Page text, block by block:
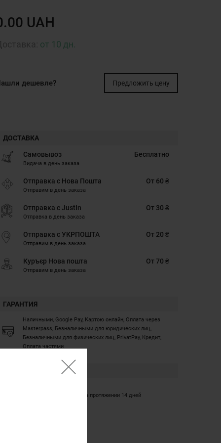
UAH
от 10 дн.
дешевле? Предложить цену
ДОСТАВКА
Самовывоз
Видача в день заказа
Бесплатно
Отправка с Нова Пошта
Отправим в день заказа
От 60 ₴
Отправка с JustIn
Отправка в день заказа
От 30 ₴
Отправка с УКРПОШТА
Отправим в день заказа
От 20 ₴
Куръєр Нова пошта
Отправим в день заказа
От 70 ₴
ГАРАНТИЯ
Наличными, Google Pay, Картою онлайн, Оплата через
Masterpass, Безналичными для юридических лиц,
Безналичными для физических лиц, PrivatPay, Кредит,
Оплата частями
Обмен/возврат товара на протяжении 14 дней